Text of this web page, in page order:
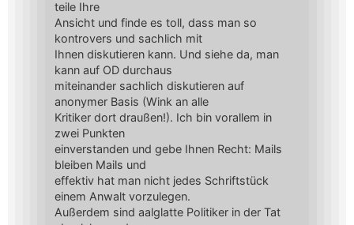
teile Ihre
Ansicht und finde es toll, dass man so
kontrovers und sachlich mit
Ihnen diskutieren kann. Und siehe da, man
kann auf OD durchaus
miteinander sachlich diskutieren auf
anonymer Basis (Wink an alle
Kritiker dort draußen!). Ich bin vorallem in
zwei Punkten
einverstanden und gebe Ihnen Recht: Mails
bleiben Mails und
effektiv hat man nicht jedes Schriftstück
einem Anwalt vorzulegen.
Außerdem sind aalglatte Politiker in der Tat